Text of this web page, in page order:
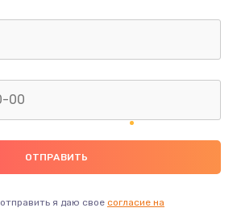
Заказать
капиллярной трубки
400 руб.
Заказать
я даю свое согласие на